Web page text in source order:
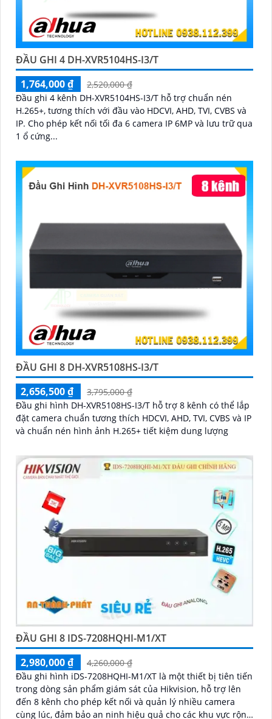
ĐẦU GHI 4 DH-XVR5104HS-I3/T
1,764,000 ₫
2,520,000 ₫
Đầu ghi 4 kênh DH-XVR5104HS-I3/T hỗ trợ chuẩn nén
H.265+, tương thích với đầu vào HDCVI, AHD, TVI, CVBS và
IP. Cho phép kết nối tối đa 6 camera IP 6MP và lưu trữ qua
1 ổ cứng...
ĐẦU GHI 8 DH-XVR5108HS-I3/T
2,656,500 ₫
3,795,000 ₫
Đầu ghi hình DH-XVR5108HS-I3/T hỗ trợ 8 kênh có thể lắp
đặt camera chuẩn tương thích HDCVI, AHD, TVI, CVBS và IP
và chuẩn nén hình ảnh H.265+ tiết kiệm dung lượng
ĐẦU GHI 8 IDS-7208HQHI-M1/XT
2,980,000 ₫
4,260,000 ₫
Đầu ghi hình iDS-7208HQHI-M1/XT là một thiết bị tiên tiến
trong dòng sản phẩm giám sát của Hikvision, hỗ trợ lên
đến 8 kênh cho phép kết nối và quản lý nhiều camera
cùng lúc, đảm bảo an ninh hiệu quả cho các khu vực rộng